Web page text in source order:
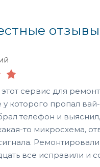
отзывы
сервис для
у которого пропал
телефон и
то микросхема,
все исправили и